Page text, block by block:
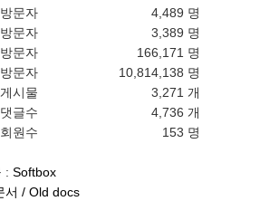
문자
4,489 명
문자
3,389 명
문자
166,171 명
문자
10,814,138 명
시물
3,271 개
글수
4,736 개
원수
153 명
: Softbox
서 / Old docs